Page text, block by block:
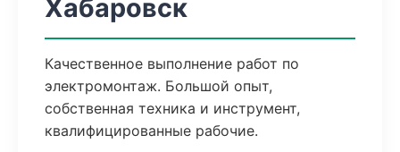
Хабаровск
Качественное выполнение работ по
электромонтаж. Большой опыт,
собственная техника и инструмент,
квалифицированные рабочие.